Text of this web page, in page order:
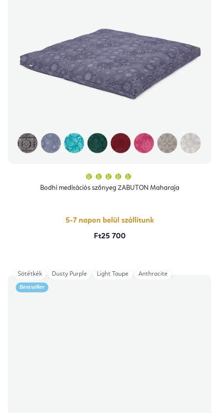
Bodhi meditációs szőnyeg ZABUTON Maharaja
átlagos
értékelése
csillag.
5-7 napon belül szállítunk
Ft25 700
Bestseller
Sötétkék Dusty Purple Light Taupe Anthracite